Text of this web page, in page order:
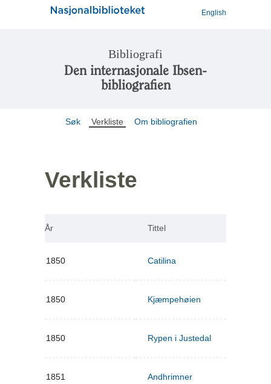
English
Bibliografi
Den internasjonale Ibsen-
bibliografien
Søk Verkliste Om bibliografien
Verkliste
År Tittel
1850 Catilina
1850 Kjæmpehøien
1850 Rypen i Justedal
1851 Andhrimner